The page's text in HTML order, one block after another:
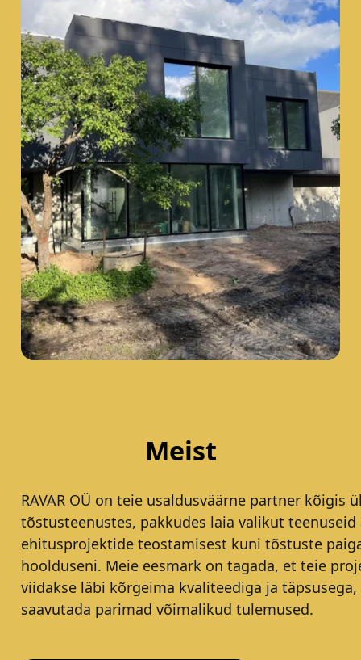
Meist
RAVAR OÜ on teie usaldusväärne partner kõigis
tõstusteenustes, pakkudes laia valikut teenuseid
ehitusprojektide teostamisest kuni tõstuste
hoolduseni. Meie eesmärk on tagada, et teie
viidakse läbi kõrgeima kvaliteediga ja täpsusega,
saavutada parimad võimalikud tulemused.